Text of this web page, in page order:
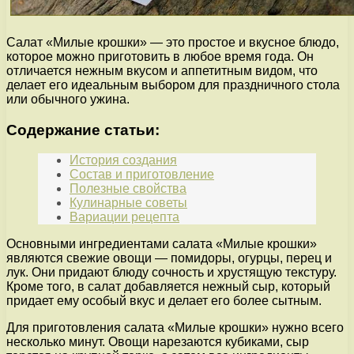
Салат «Милые крошки» — это простое и вкусное блюдо,
которое можно приготовить в любое время года. Он
отличается нежным вкусом и аппетитным видом, что
делает его идеальным выбором для праздничного стола
или обычного ужина.
Содержание статьи:
История создания
Состав и приготовление
Полезные свойства
Кулинарные советы
Вариации рецепта
Основными ингредиентами салата «Милые крошки»
являются свежие овощи — помидоры, огурцы, перец и
лук. Они придают блюду сочность и хрустящую текстуру.
Кроме того, в салат добавляется нежный сыр, который
придает ему особый вкус и делает его более сытным.
Для приготовления салата «Милые крошки» нужно всего
несколько минут. Овощи нарезаются кубиками, сыр